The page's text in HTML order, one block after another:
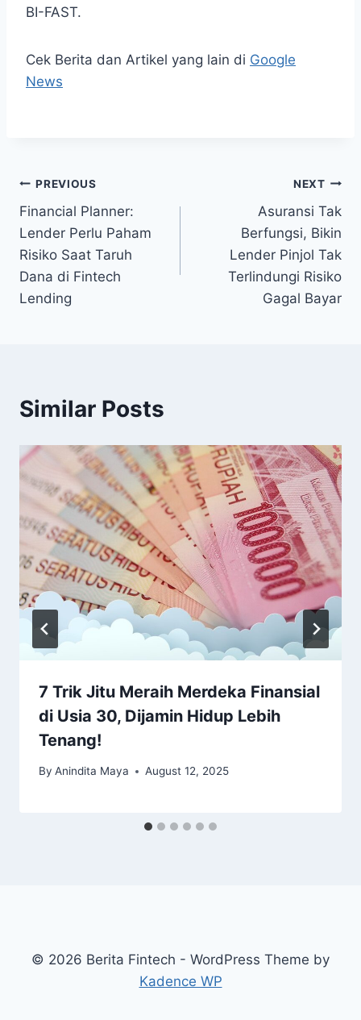
BI-FAST.
Cek Berita dan Artikel yang lain di Google
News
Post
navigation
PREVIOUS
Financial Planner:
Lender Perlu Paham
Risiko Saat Taruh
Dana di Fintech
Lending
NEXT
Asuransi Tak
Berfungsi, Bikin
Lender Pinjol Tak
Terlindungi Risiko
Gagal Bayar
Similar Posts
7 Trik Jitu Meraih Merdeka Finansial
di Usia 30, Dijamin Hidup Lebih
Tenang!
By Anindita Maya August 12, 2025
© 2026 Berita Fintech - WordPress Theme by
Kadence WP